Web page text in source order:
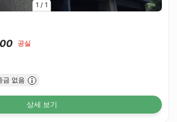
1 / 1
공실
금 없음
상세 보기